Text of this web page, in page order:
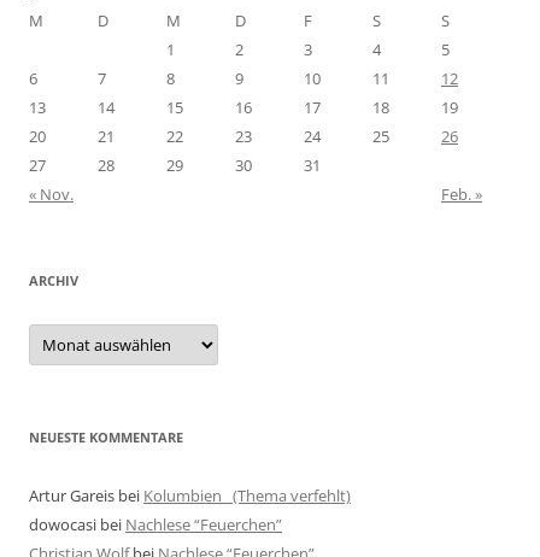
M
D M D F S
S
1
2 3 4
5
6
7 8 9 10 11
12
13
14 15 16 17 18
19
20
21 22 23 24 25
26
27
28 29 30
31
« Nov.
Feb. »
ARCHIV
Archiv
NEUESTE KOMMENTARE
Artur Gareis bei Kolumbien (Thema verfehlt)
dowocasi bei Nachlese “Feuerchen”